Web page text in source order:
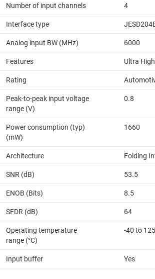
Number of input channels 4
Interface type
Analog input BW (MHz) 6000
Features Ultra
Rating
Peak-to-peak input voltage
range (V)
0.8
Power consumption (typ)
(mW)
1660
Architecture Folding
SNR (dB) 53.5
ENOB (Bits) 8.5
SFDR (dB) 64
Operating temperature
range (°C)
-40 to 125
Input buffer Yes